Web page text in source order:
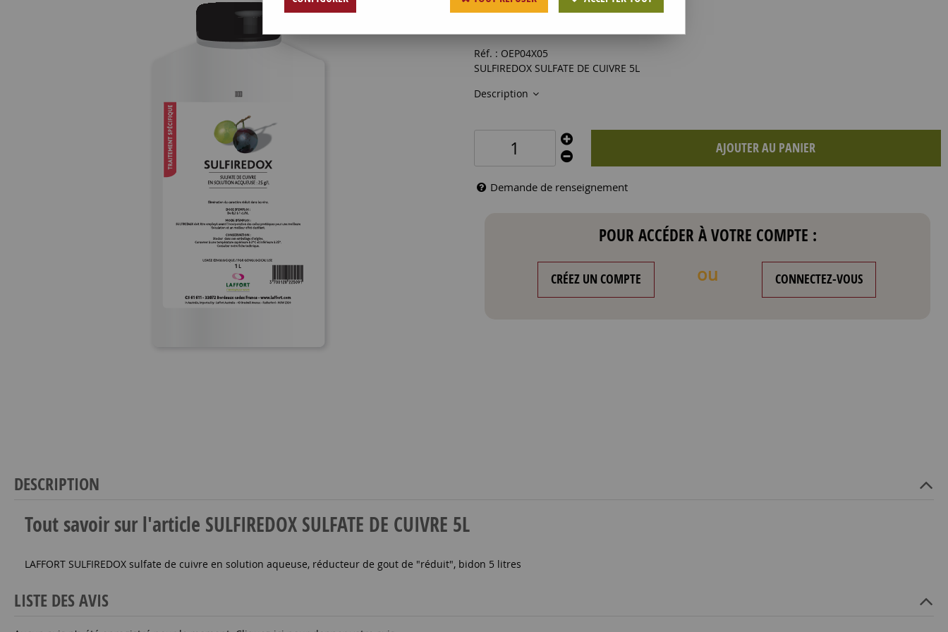
20,43€HT
Réf. : OEP04X05
SULFIREDOX SULFATE DE CUIVRE 5L
Description
AJOUTER AU PANIER
Demande de renseignement
POUR ACCÉDER À VOTRE COMPTE :
CRÉEZ UN COMPTE ou CONNECTEZ-VOUS
DESCRIPTION
Tout savoir sur l'article SULFIREDOX SULFATE DE CUIVRE 5L
LAFFORT SULFIREDOX sulfate de cuivre en solution aqueuse, réducteur de gout de "réduit", bidon 5 litres
LISTE DES AVIS